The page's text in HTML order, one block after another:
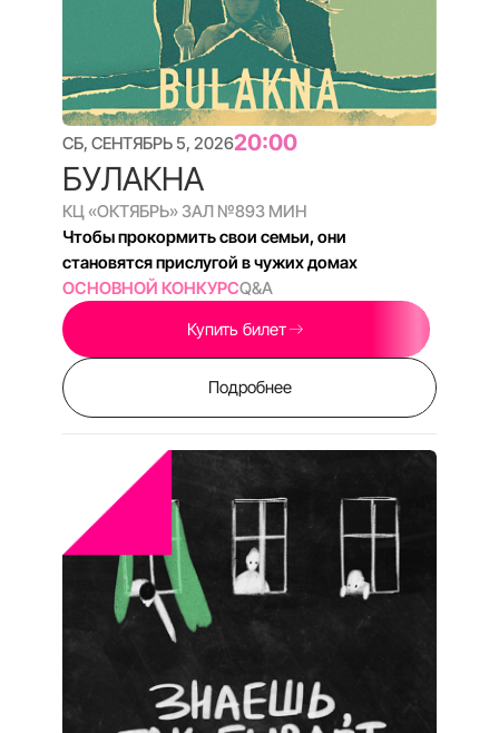
АРХИВ ФИЛЬМОВ
EN
Подписка на новости Докер
e-mail
Я даю согласие на обработку персональных данных в
соответствии с политикой конфиденциальности
ПОДПИСАТЬСЯ